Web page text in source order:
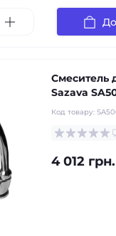
Смеситель
Sazava
Код товару:
4 012 грн.